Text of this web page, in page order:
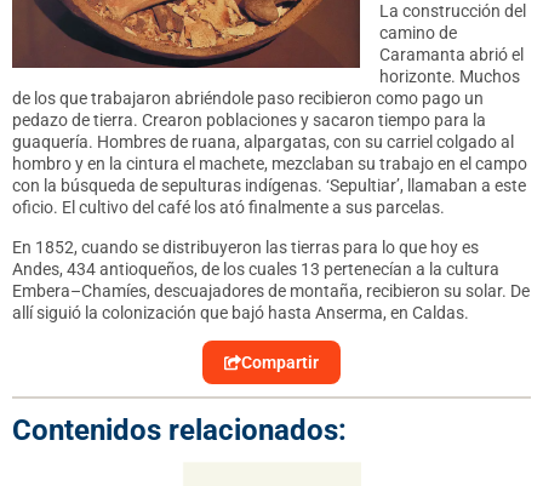
La construcción del
camino de
Caramanta abrió el
horizonte. Muchos
de los que trabajaron abriéndole paso recibieron como pago un
pedazo de tierra. Crearon poblaciones y sacaron tiempo para la
guaquería. Hombres de ruana, alpargatas, con su carriel colgado al
hombro y en la cintura el machete, mezclaban su trabajo en el campo
con la búsqueda de sepulturas indígenas. ‘Sepultiar’, llamaban a este
oficio. El cultivo del café los ató finalmente a sus parcelas.
En 1852, cuando se distribuyeron las tierras para lo que hoy es
Andes, 434 antioqueños, de los cuales 13 pertenecían a la cultura
Embera–Chamíes, descuajadores de montaña, recibieron su solar. De
allí siguió la colonización que bajó hasta Anserma, en Caldas.
Compartir
Contenidos relacionados: